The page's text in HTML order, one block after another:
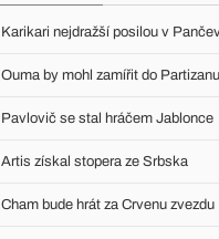
Karikari nejdražší posilou v
Ouma by mohl zamířit do Partizanu
Pavlovič se stal hráčem Jablonce
Artis získal stopera ze Srbska
Cham bude hrát za Crvenu zvezdu